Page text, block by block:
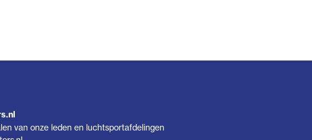
van onze leden en luchtsportafdelingen